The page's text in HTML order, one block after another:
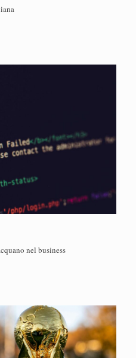
nel business